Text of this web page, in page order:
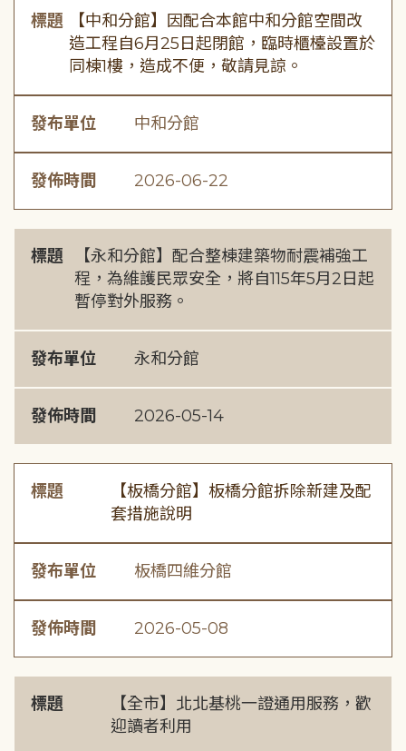
標題
【中和分館】因配合本館中和分館空間改
造工程自6月25日起閉館，臨時櫃檯設置於
同棟1樓，造成不便，敬請見諒。
發布單位 中和分館
發佈時間 2026-06-22
標題
【永和分館】配合整棟建築物耐震補強工
程，為維護民眾安全，將自115年5月2日起
暫停對外服務。
發布單位 永和分館
發佈時間 2026-05-14
標題
【板橋分館】板橋分館拆除新建及配
套措施說明
發布單位 板橋四維分館
發佈時間 2026-05-08
標題
【全市】北北基桃一證通用服務，歡
迎讀者利用